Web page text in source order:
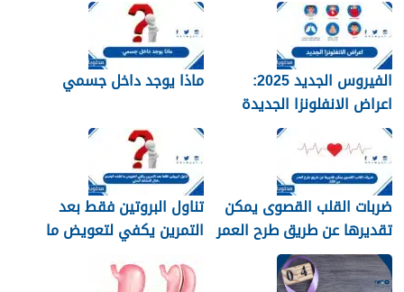
الفيروس الجديد 2025:
اعراض الانفلونزا الجديدة
وطرق العلاج
ماذا يوجد داخل جسمي
ضربات القلب القصوى يمكن
تقديرها عن طريق طرح العمر
من 220
تناول البروتين فقط بعد
التمرين يكفي لتعويض ما
البدني